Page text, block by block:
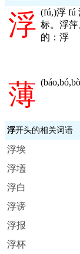
浮 (fú,)浮 fú
标。浮
的：浮
薄 (
浮开头的相关词语
浮埃
浮壒
浮白
浮谤
浮报
浮杯